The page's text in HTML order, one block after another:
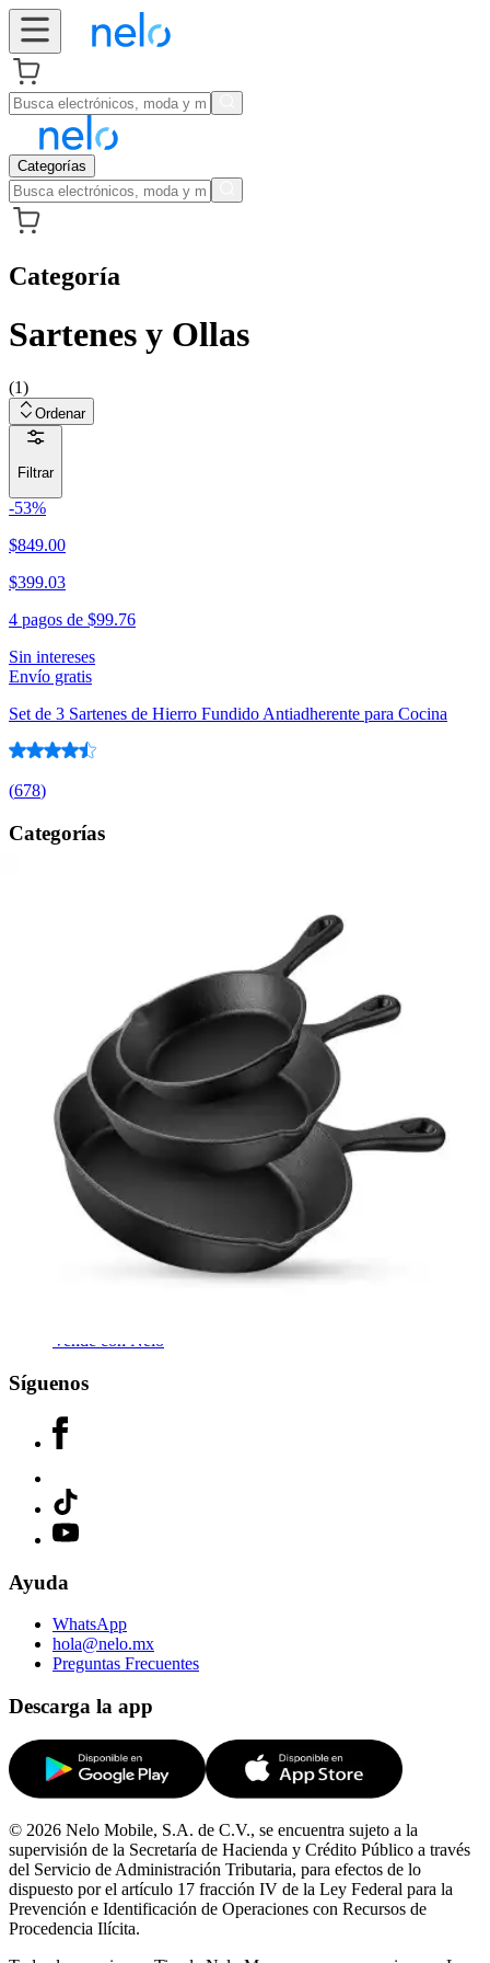
Categorías
Categoría
Sartenes y Ollas
(1)
Ordenar
Filtrar
-53%
$849.00
$399.03
4 pagos de $99.76
Sin intereses
Envío gratis
Set de 3 Sartenes de Hierro Fundido Antiadherente para Cocina
(678)
Categorías
Deportes y Aire Libre
Mochilas y Accesorios de Viaje
Gaming y Videojuegos
Categorías
Accesorios para tu Vehículo
Bebés
Abarrotes y Limpieza
Juegos y Juguetes
Nelofertas
Menos de $1,000 pesos
Otros
Vende con Nelo
Síguenos
Ayuda
WhatsApp
hola@nelo.mx
Preguntas Frecuentes
Descarga la app
© 2026 Nelo Mobile, S.A. de C.V., se encuentra sujeto a la
supervisión de la Secretaría de Hacienda y Crédito Público a través
del Servicio de Administración Tributaria, para efectos de lo
dispuesto por el artículo 17 fracción IV de la Ley Federal para la
Prevención e Identificación de Operaciones con Recursos de
Procedencia Ilícita.